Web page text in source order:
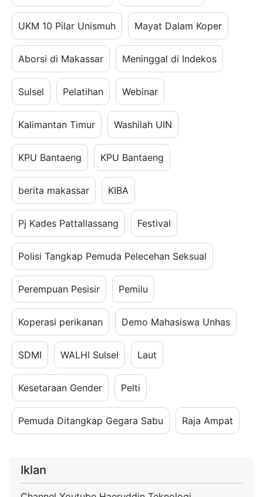
UKM 10 Pilar Unismuh Mayat Dalam Koper
Aborsi di Makassar Meninggal di Indekos
Sulsel Pelatihan Webinar
Kalimantan Timur Washilah UIN
KPU Bantaeng KPU Bantaeng
berita makassar KIBA
Pj Kades Pattallassang Festival
Polisi Tangkap Pemuda Pelecehan Seksual
Perempuan Pesisir Pemilu
Koperasi perikanan Demo Mahasiswa Unhas
SDMI WALHI Sulsel Laut
Kesetaraan Gender Pelti
Pemuda Ditangkap Gegara Sabu Raja Ampat
Iklan